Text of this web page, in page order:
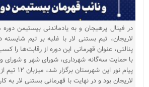
در فینال پرهیجان و به یادماندنی بیستیمن
لاریجان، تیم بستنی لار با غلبه بر تیم
پنالتی، عنوان قهرمانی این دوره از رقابت‌ها را
با حمایت سه‌گانه شهرداری، شورای شهر و شورای
پیام نور
لاریجان بود و در نهایت با قهرمانی بستنی لار به